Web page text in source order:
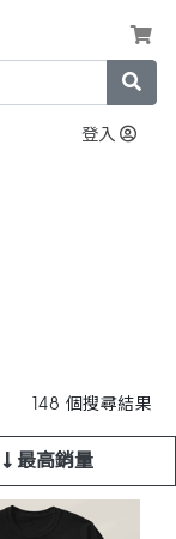
登入
148 個搜尋結果
最高銷量